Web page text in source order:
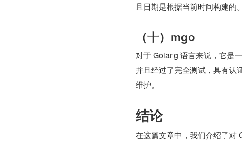
且日期是根据当前时间构建的。
（十）mgo
对于 Golang 语言来说，它是
并且经过了完全测试，具有认
维护。
结论
在这篇文章中，我们介绍了对